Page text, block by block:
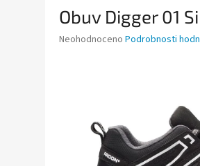
Obuv Digger 01
Průměrné
hvězdiček.
Neohodnoceno Podrobnosti